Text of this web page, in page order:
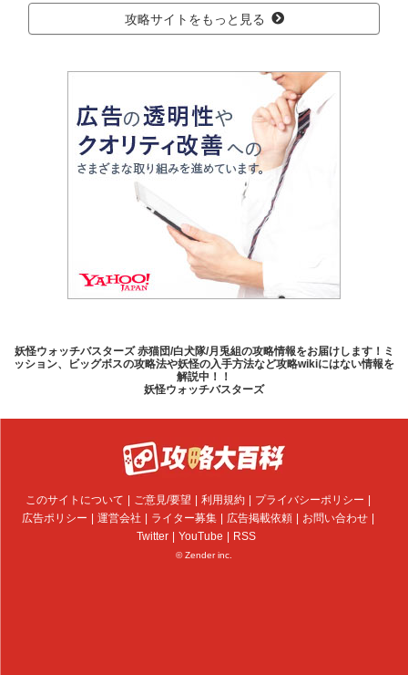
攻略サイトをもっと見る
妖怪ウォッチバスターズ 赤猫団/白犬隊/月兎組の攻略情報をお届けします！ミ
ッション、ビッグボスの攻略法や妖怪の入手方法など攻略wikiにはない情報を
解説中！！
妖怪ウォッチバスターズ
このサイトについて ご意見/要望 利用規約
プライバシーポリシー
広告ポリシー
運営会社 ライター募集 広告掲載依頼
お問い合わせ
Twitter
YouTube RSS
© Zender inc.